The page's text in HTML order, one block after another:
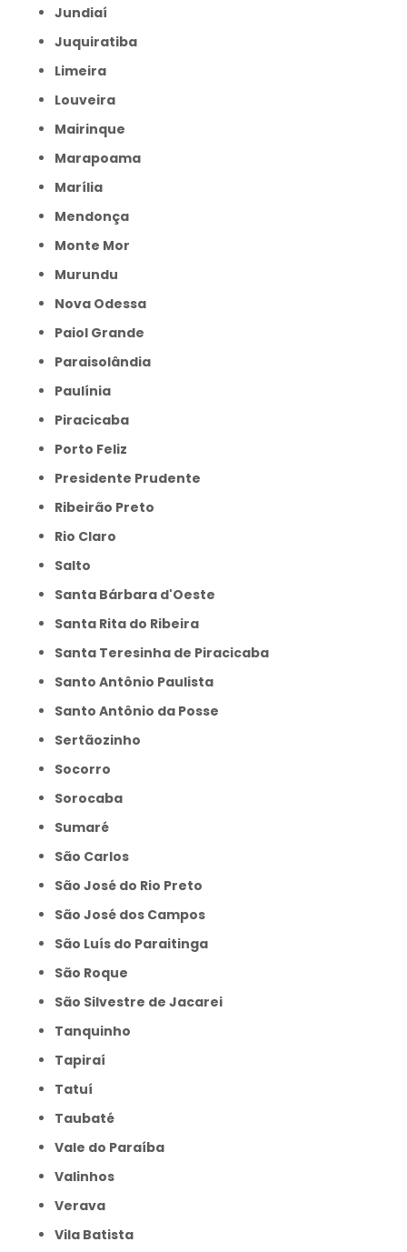
Jundiaí
Juquiratiba
Limeira
Louveira
Mairinque
Marapoama
Marília
Mendonça
Monte Mor
Murundu
Nova Odessa
Paiol Grande
Paraisolândia
Paulínia
Piracicaba
Porto Feliz
Presidente Prudente
Ribeirão Preto
Rio Claro
Salto
Santa Bárbara d'Oeste
Santa Rita do Ribeira
Santa Teresinha de Piracicaba
Santo Antônio Paulista
Santo Antônio da Posse
Sertãozinho
Socorro
Sorocaba
Sumaré
São Carlos
São José do Rio Preto
São José dos Campos
São Luís do Paraitinga
São Roque
São Silvestre de Jacarei
Tanquinho
Tapiraí
Tatuí
Taubaté
Vale do Paraíba
Valinhos
Verava
Vila Batista